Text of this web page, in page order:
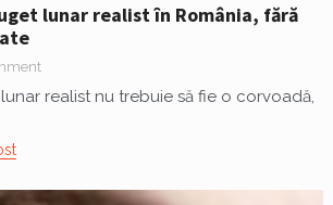
lunar realist în România, fără
realist nu trebuie să fie o corvoadă,